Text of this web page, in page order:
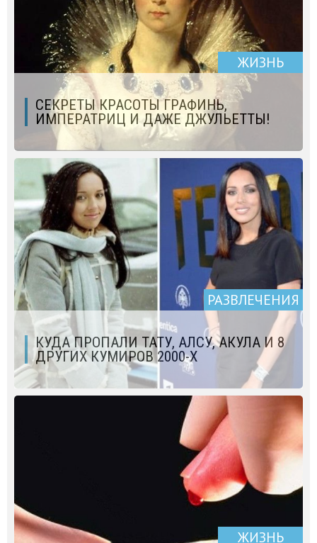
ЖИЗНЬ
СЕКРЕТЫ КРАСОТЫ ГРАФИНЬ,
ИМПЕРАТРИЦ И ДАЖЕ ДЖУЛЬЕТТЫ!
РАЗВЛЕЧЕНИЯ
КУДА ПРОПАЛИ ТАТУ, АЛСУ, АКУЛА И 8
ДРУГИХ КУМИРОВ 2000-Х
ЖИЗНЬ